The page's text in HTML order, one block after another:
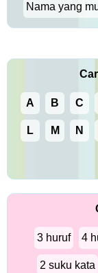
Nama yang
A B C
L M N
3 huruf 4
2 suku kata